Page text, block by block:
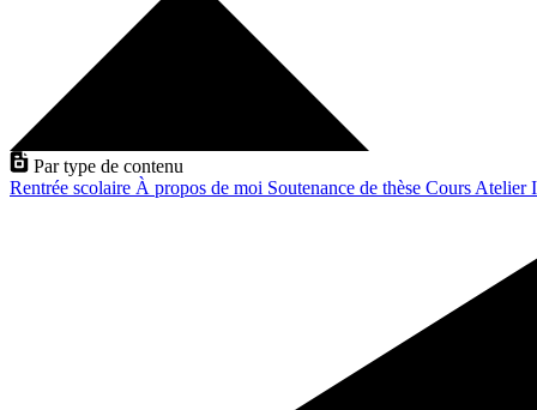
Par type de contenu
Rentrée scolaire À propos de moi Soutenance de thèse Cours Atelier